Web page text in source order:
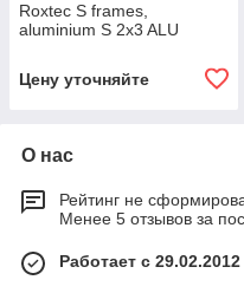
Roxtec S frames,
aluminium S 2x3 ALU
Цену уточняйте
О нас
Рейтинг не
Менее 5 отзывов за
Работает с 29.02.2012